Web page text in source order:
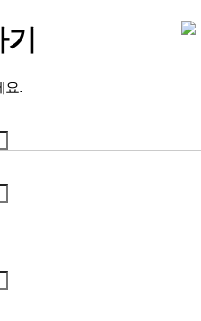
기
요.